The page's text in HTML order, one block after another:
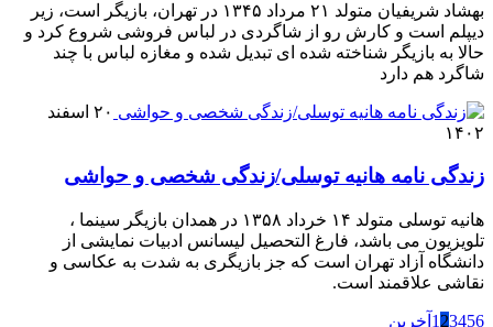
بهشاد شریفیان متولد ۲۱ مرداد ۱۳۴۵ در تهران، بازیگر است، زیر
دیپلم است و کارش رو از شاگردی در لباس فروشی شروع کرد و
حالا به بازیگر شناخته شده ای تبدیل شده و مغازه لباس با چند
شاگرد هم دارد
۲۰ اسفند
۱۴۰۲
زندگی نامه هانیه توسلی/زندگی شخصی و حواشی
هانیه توسلی متولد ۱۴ خرداد ۱۳۵۸ در همدان بازیگر سینما ،
تلویزیون می باشد، فارغ التحصیل لیسانس ادبیات نمایشی از
دانشگاه آزاد تهران است که جز بازیگری به شدت به عکاسی و
نقاشی علاقمند است.
1 23456 آخرین